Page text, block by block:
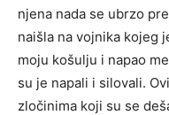
njena nada se ubrzo
naišla na vojnika kojeg
moju košulju i napao
su je napali i silovali.
zločinima koji su se